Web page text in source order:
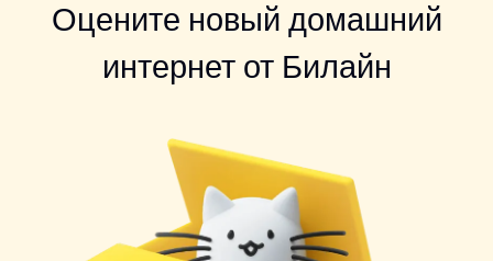
Оцените новый домашний
интернет от Билайн